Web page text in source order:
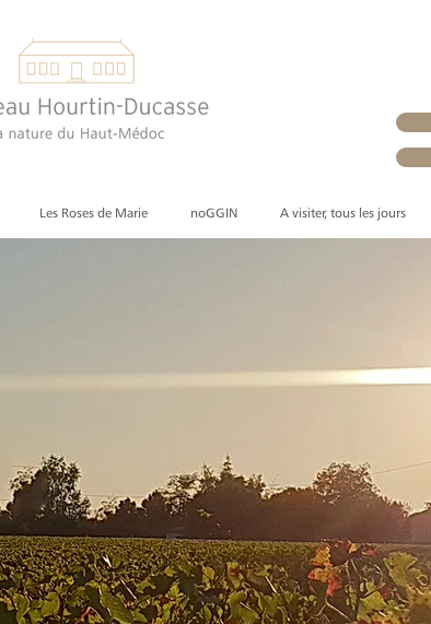
Les Roses de Marie noGGIN A visiter, tous les jours